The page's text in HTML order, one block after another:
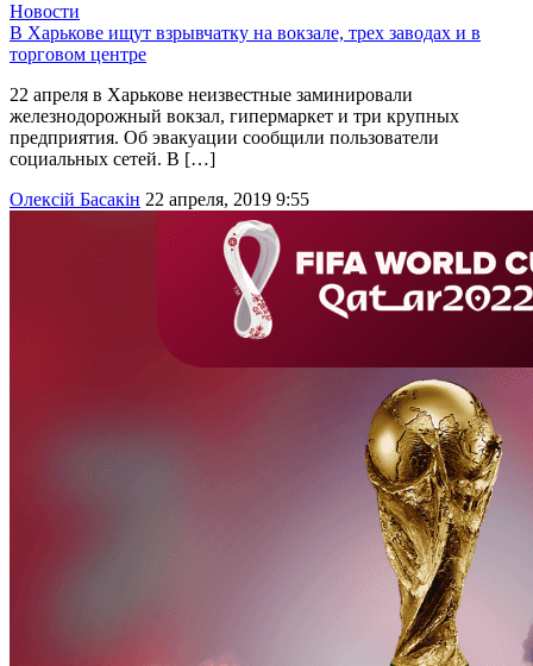
Новости
В Харькове ищут взрывчатку на вокзале, трех заводах и в
торговом центре
22 апреля в Харькове неизвестные заминировали
железнодорожный вокзал, гипермаркет и три крупных
предприятия. Об эвакуации сообщили пользователи
социальных сетей. В […]
Олексій Басакін 22 апреля, 2019 9:55